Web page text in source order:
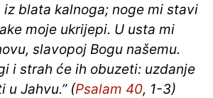
blata kalnoga; noge mi stavi
moje ukrijepi. U usta mi
slavopoj Bogu našemu.
i strah će ih obuzeti: uzdanje
u Jahvu.” (Psalam 40, 1-3)